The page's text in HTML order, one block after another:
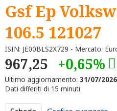
Gsf Ep
106.5 121027
ISIN: JE00BLS2X729 - Mercato:
967,25 +0,65%
Ultimo aggiornamento: 31/07/2026
Dati differiti di 15 minuti.